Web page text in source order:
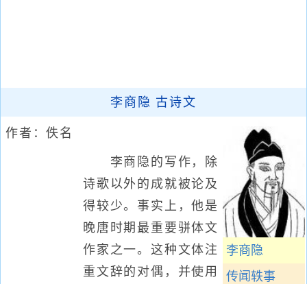
李商隐 古诗文
李商隐
传闻轶事
作者：佚名
李商隐的写作，除
诗歌以外的成就被论及
得较少。事实上，他是
晚唐时期最重要骈体文
作家之一。这种文体注
重文辞的对偶，并使用